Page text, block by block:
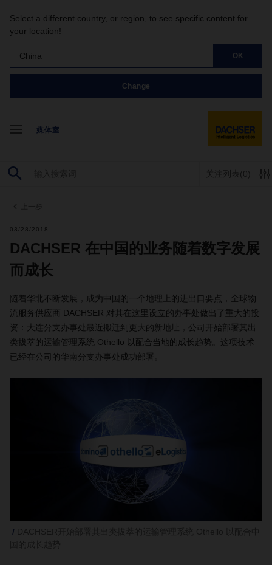
Select a different country, or region, to see specific content for
your location!
China OK
Change
媒体室
关注列表 (0)
03/28/2018
DACHSER 在中国的业务随着数字发展
而成长
随着华北不断发展，成为中国的一个地理上的进出口要点，全球物
流服务供应商 DACHSER 对其在这里设立的办事处做出了重大的投
资：大连分支办事处最近搬迁到更大的新地址，公司开始部署其出
类拔萃的运输管理系统 Othello 以配合当地的成长趋势。这项技术
已经在公司的华南分支办事处成功部署。